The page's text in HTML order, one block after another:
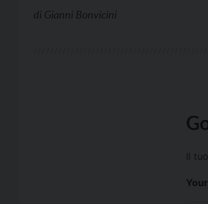
di Gianni Bonvicini
Il